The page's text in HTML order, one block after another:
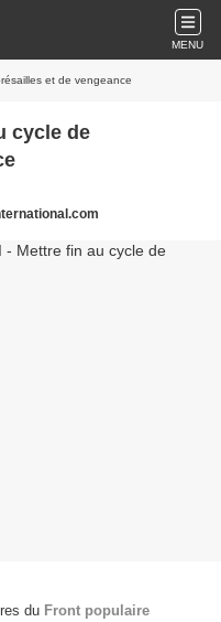
MENU
et de vengeance
cycle de
du Front populaire